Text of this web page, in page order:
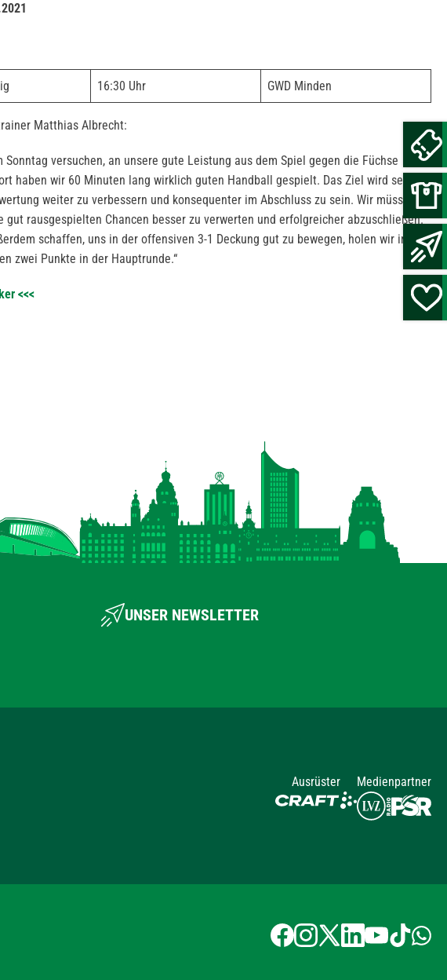
16:30 Uhr GWD Minden
Matthias Albrecht:
Sonntag versuchen, an unsere gute Leistung aus dem Spiel gegen die Füchse
haben wir 60 Minuten lang wirklich guten Handball gespielt. Das Ziel wird sein,
weiter zu verbessern und konsequenter im Abschluss zu sein. Wir müssen es
gut rausgespielten Chancen besser zu verwerten und erfolgreicher abzuschließen.
schaffen, uns in der offensiven 3-1 Deckung gut zu bewegen, holen wir in
zwei Punkte in der Hauptrunde.“
<<<
UNSER NEWSLETTER
Ausrüster
Medienpartner